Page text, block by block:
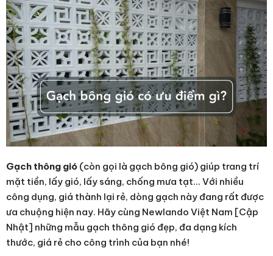
Gạch thông gió (còn gọi là gạch bông gió) giúp trang trí
mặt tiền, lấy gió, lấy sáng, chống mưa tạt… Với nhiều
công dụng, giá thành lại rẻ, dòng gạch này đang rất được
ưa chuộng hiện nay. Hãy cùng Newlando Việt Nam [Cập
Nhật] những mẫu gạch thông gió đẹp, đa dạng kích
thước, giá rẻ cho công trình của bạn nhé!